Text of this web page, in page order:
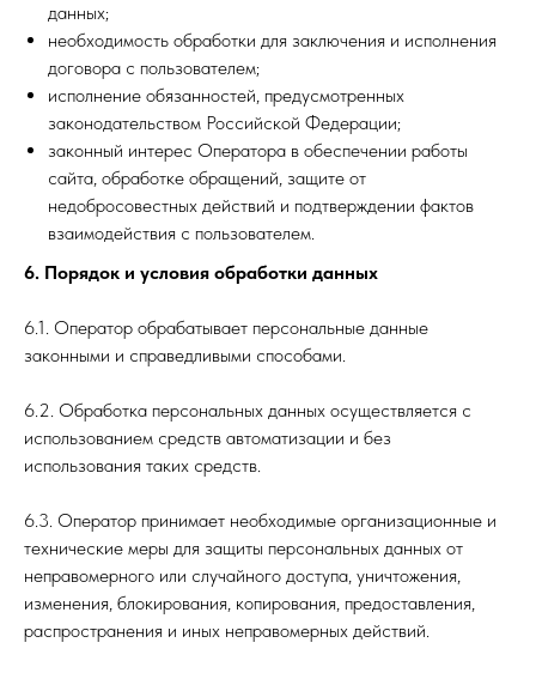
данных;
необходимость обработки для заключения и исполнения
договора с пользователем;
исполнение обязанностей, предусмотренных
законодательством Российской Федерации;
законный интерес Оператора в обеспечении работы
сайта, обработке обращений, защите от
недобросовестных действий и подтверждении фактов
взаимодействия с пользователем.
6. Порядок и условия обработки данных
6.1. Оператор обрабатывает персональные данные
законными и справедливыми способами.
6.2. Обработка персональных данных осуществляется с
использованием средств автоматизации и без
использования таких средств.
6.3. Оператор принимает необходимые организационные и
технические меры для защиты персональных данных от
неправомерного или случайного доступа, уничтожения,
изменения, блокирования, копирования, предоставления,
распространения и иных неправомерных действий.